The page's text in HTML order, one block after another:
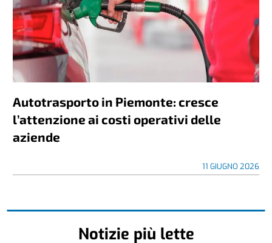
Autotrasporto in Piemonte: cresce
l’attenzione ai costi operativi delle
aziende
11 GIUGNO 2026
Notizie più lette